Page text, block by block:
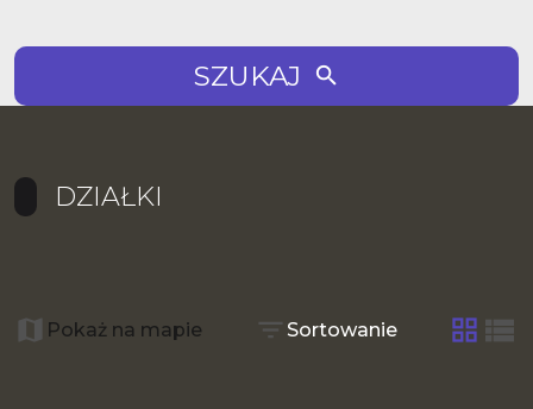
SZUKAJ
DZIAŁKI
−
Pokaż na mapie Sortowanie
tabela